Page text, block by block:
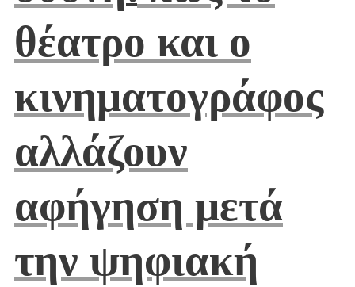
θέατρο και ο
κινηματογράφος
αλλάζουν
αφήγηση μετά
την ψηφιακή